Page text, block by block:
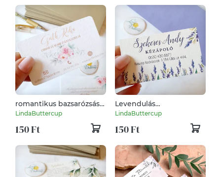
romantikus bazsarózsás,
Névjegykártya, EGY
esküvőszervező,
kozmetikus, fodrász,
körmös,
LindaButtercup
150 Ft
Levendulás
Névjegykártya, EGY
OLDALAS, kozmetikus,
fodrász, körmös,
LindaButtercup
150 Ft